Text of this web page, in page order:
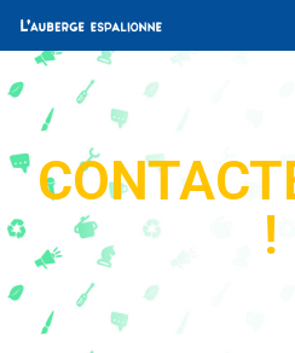
Aller
au
contenu
!